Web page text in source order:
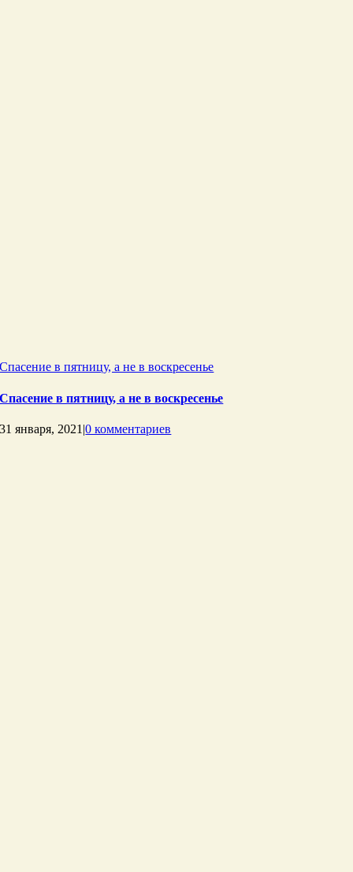
Спасение в пятницу, а не в воскресенье
Спасение в пятницу, а не в воскресенье
31 января, 2021 |0 комментариев